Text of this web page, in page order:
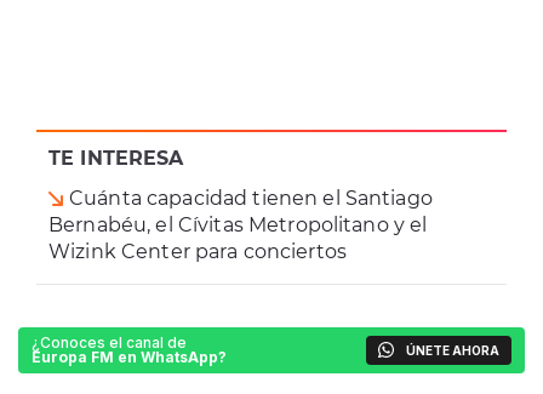
TE INTERESA
Cuánta capacidad tienen el Santiago
Bernabéu, el Cívitas Metropolitano y el
Wizink Center para conciertos
¿Conoces el canal de
Europa FM en WhatsApp?
ÚNETE AHORA